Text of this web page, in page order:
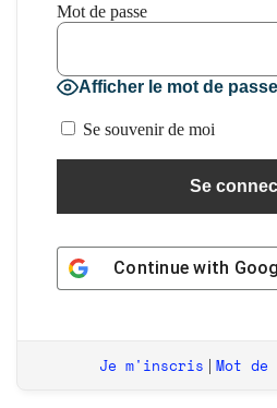
Mot de passe
Afficher le mot de passe
Se souvenir de moi
Continue with
Je m'inscris | Mot de